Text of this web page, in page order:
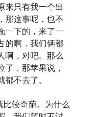
来只有我一个出
那这事呢，也不
一下的，来了一
的啊，我们俩都
啊，对吧。那么
了，那苹果说，
不去了。
较奇葩。为什么